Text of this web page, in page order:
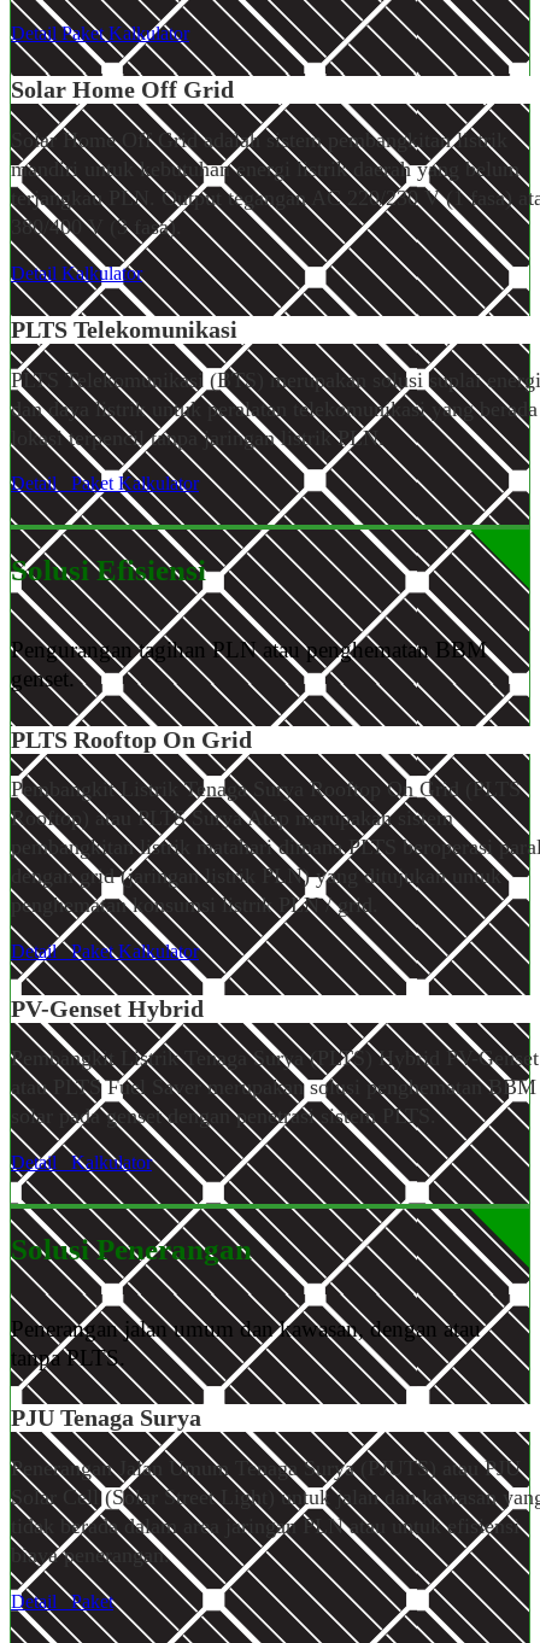
DetailPaketKalkulator
Solar Home Off Grid
Solar Home Off Grid adalah sistem pembangkitan listrik
mandiri untuk kebutuhan energi listrik daerah yang belum
terjangkau PLN. Output tegangan AC 220/230 V (1 fasa)
380/400 V (3 fasa).
Detail Kalkulator
PLTS Telekomunikasi
PLTS Telekomunikasi (BTS) merupakan solusi suplai energi
dan daya listrik untuk peralatan telekomunikasi yang
lokasi terpencil tanpa jaringan listrik PLN.
Detail Paket Kalkulator
Solusi Efisiensi
Pengurangan tagihan PLN atau penghematan BBM
genset.
PLTS Rooftop On Grid
Pembangkit Listrik Tenaga Surya Rooftop On Grid (PLTS
Rooftop) atau PLTS Surya Atap merupakan sistem
pembangkitan listrik matahari dimana PLTS beroperasi
dengan grid (jaringan listrik PLN) yang ditujukan untuk
penghematan konsumsi listrik PLN / grid.
DetailPaketKalkulator
PV-Genset Hybrid
Pembangkit Listrik Tenaga Surya (PLTS) Hybrid PV-Genset
atau PLTS Fuel Saver merupakan solusi penghematan BBM
solar pada genset dengan penetrasi sistem PLTS.
Detail Kalkulator
Solusi Penerangan
Penerangan jalan umum dan kawasan, dengan atau
tanpa PLTS.
PJU Tenaga Surya
Penerangan Jalan Umum Tenaga Surya (PJUTS) atau PJU
Solar Cell (Solar Street Light) untuk jalan dan kawasan
tidak berada dalam area jaringan PLN atau untuk efisiensi
biaya penerangan.
DetailPaket